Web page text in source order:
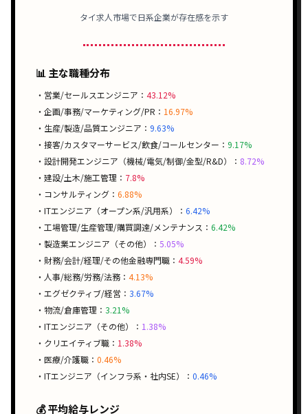
タイ求人市場で日系企業が存在感を示す
📊 主な職種分布
・営業/セールスエンジニア： 43.12%
・企画/事務/マーケティング/PR： 16.97%
・生産/製造/品質エンジニア： 9.63%
・接客/カスタマーサービス/飲食/コールセンター： 9.17%
・設計開発エンジニア（機械/電気/制御/金型/R&D）： 8.72%
・建設/土木/施工管理： 7.8%
・コンサルティング： 6.88%
・ITエンジニア（オープン系/汎用系）： 6.42%
・工場管理/生産管理/購買調達/メンテナンス： 6.42%
・製造業エンジニア（その他）： 5.05%
・財務/会計/経理/その他金融専門職： 4.59%
・人事/総務/労務/法務： 4.13%
・エグゼクティブ/経営： 3.67%
・物流/倉庫管理： 3.21%
・ITエンジニア（その他）： 1.38%
・クリエイティブ職： 1.38%
・医療/介護職： 0.46%
・ITエンジニア（インフラ系・社内SE）： 0.46%
💰 平均給与レンジ